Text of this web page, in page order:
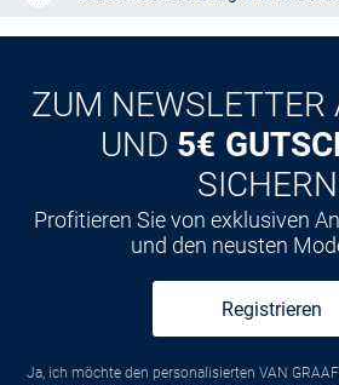
CLUB
Kauf auf
ZUM NEWSLETTER
UND 5€
Profitieren Sie von exklusiven
und den neusten
Registrieren
Ja, ich möchte den personalisierten VAN